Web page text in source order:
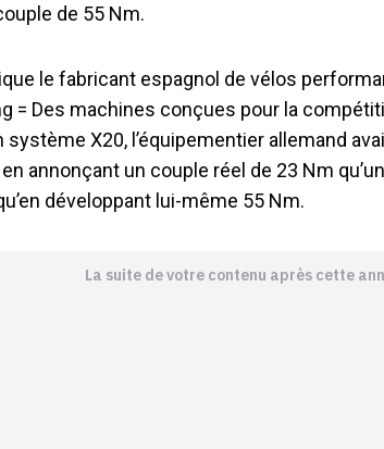
de 55 Nm.
le fabricant espagnol de vélos
= Des machines conçues pour la
système X20, l’équipementier allemand
annonçant un couple réel de 23 Nm
développant lui-même 55 Nm.
La suite de votre contenu après cette